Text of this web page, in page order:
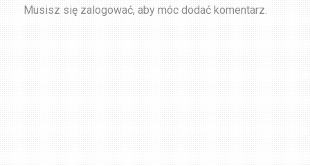
Musisz się zalogować, aby móc dodać komentarz.